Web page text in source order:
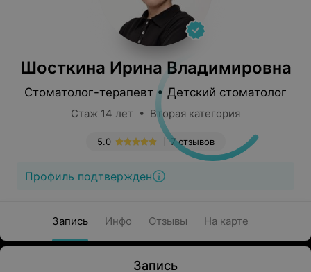
Шосткина Ирина Владимировна
Стоматолог-терапевт • Детский стоматолог
Стаж 14 лет • Вторая категория
7 отзывов
5.0
Профиль подтвержден
Запись Инфо Отзывы На карте
Запись